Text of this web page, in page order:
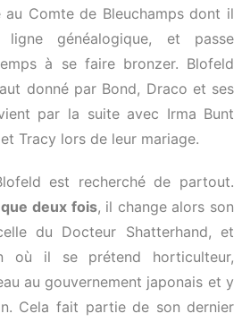
au Comte de Bleuchamps dont il
ligne généalogique, et passe
à se faire bronzer. Blofeld
donné par Bond, Draco et ses
par la suite avec Irma Bunt
Tracy lors de leur mariage.
est recherché de partout.
deux fois, il change alors son
du Docteur Shatterhand, et
où il se prétend horticulteur,
au gouvernement japonais et y
Cela fait partie de son dernier